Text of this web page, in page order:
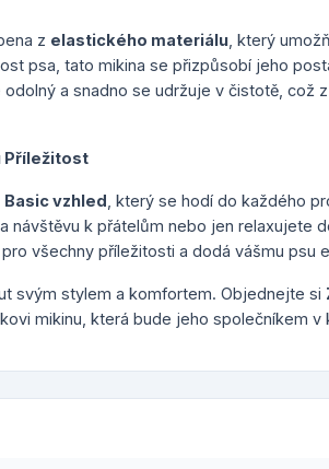
z elastického materiálu , který
psa, tato mikina se přizpůsobí jeho
a snadno se udržuje v čistotě, což
Příležitost
Basic vzhled , který se hodí do každého
návštěvu k přátelům nebo jen relaxujete
všechny příležitosti a dodá vášmu psu
svým stylem a komfortem. Objednejte si
mikinu, která bude jeho společníkem v